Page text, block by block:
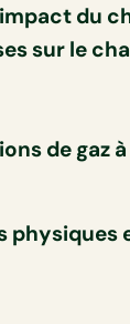
du
sur le
de gaz